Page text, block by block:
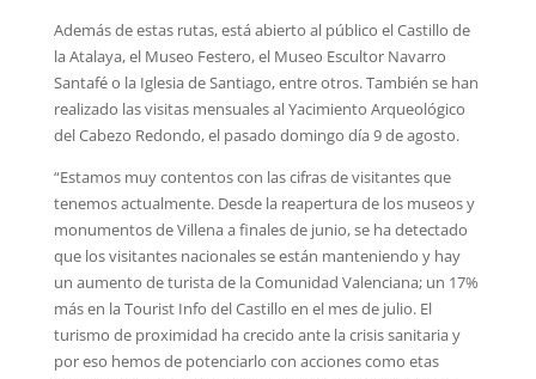
Además de estas rutas, está abierto al público el Castillo de
la Atalaya, el Museo Festero, el Museo Escultor Navarro
Santafé o la Iglesia de Santiago, entre otros. También se han
realizado las visitas mensuales al Yacimiento Arqueológico
del Cabezo Redondo, el pasado domingo día 9 de agosto.
“Estamos muy contentos con las cifras de visitantes que
tenemos actualmente. Desde la reapertura de los museos y
monumentos de Villena a finales de junio, se ha detectado
que los visitantes nacionales se están manteniendo y hay
un aumento de turista de la Comunidad Valenciana; un 17%
más en la Tourist Info del Castillo en el mes de julio. El
turismo de proximidad ha crecido ante la crisis sanitaria y
por eso hemos de potenciarlo con acciones como etas